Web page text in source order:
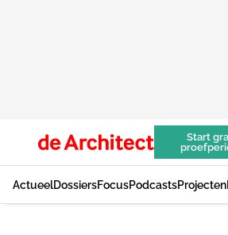
Start
ActueelDossiersFocusPodcastsProjecten